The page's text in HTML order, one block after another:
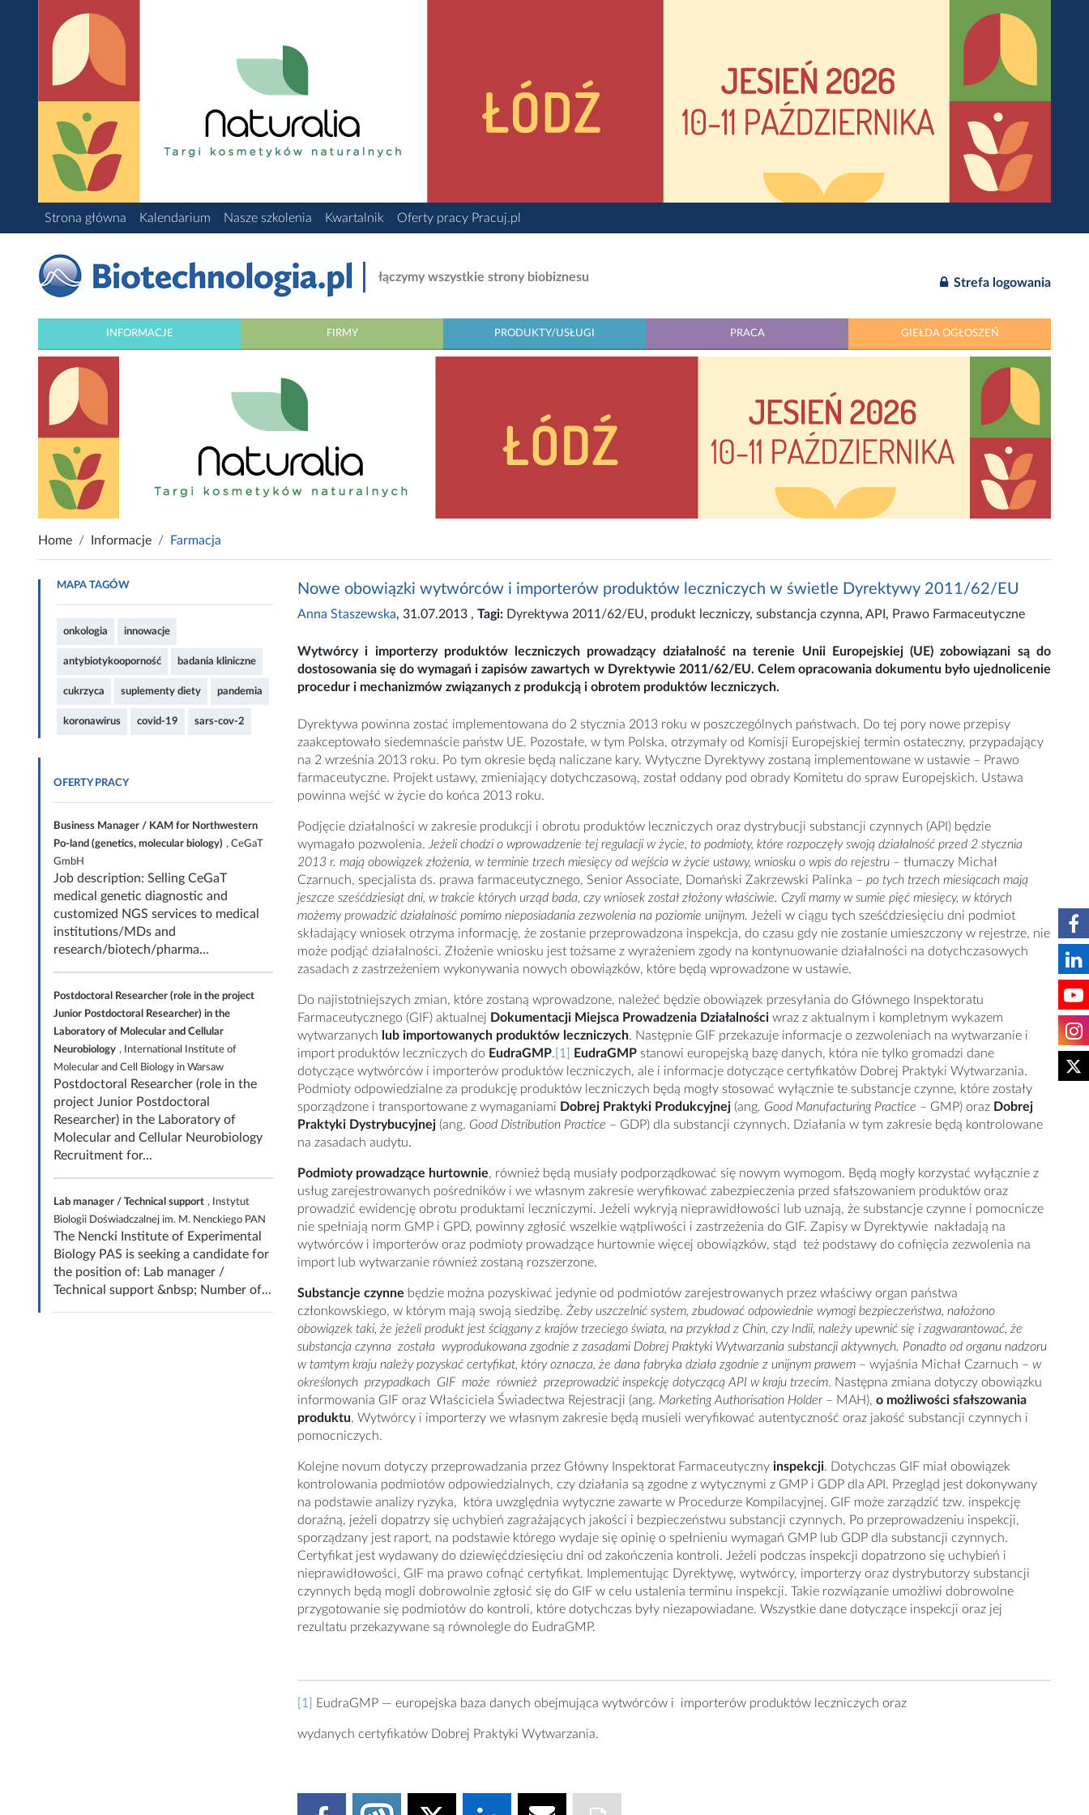
Strona główna Kalendarium Nasze szkolenia Kwartalnik Oferty pracy Pracuj.pl
łączymy wszystkie strony biobiznesu Strefa logowania
INFORMACJE FIRMY PRODUKTY/USŁUGI PRACA GIEŁDA OGŁOSZEŃ
Home Informacje Farmacja
MAPA TAGÓW
onkologia innowacje
antybiotykooporność badania kliniczne
cukrzyca suplementy diety pandemia
koronawirus covid-19 sars-cov-2
OFERTY PRACY
Business Manager / KAM for Northwestern
Po-land (genetics, molecular biology) , CeGaT
GmbH
Job description: Selling CeGaT
medical genetic diagnostic and
customized NGS services to medical
institutions/MDs and
research/biotech/pharma...
Postdoctoral Researcher (role in the project
Junior Postdoctoral Researcher) in the
Laboratory of Molecular and Cellular
Neurobiology , International Institute of
Molecular and Cell Biology in Warsaw
Postdoctoral Researcher (role in the
project Junior Postdoctoral
Researcher) in the Laboratory of
Molecular and Cellular Neurobiology
Recruitment for...
Lab manager / Technical support , Instytut
Biologii Doświadczalnej im. M. Nenckiego PAN
The Nencki Institute of Experimental
Biology PAS is seeking a candidate for
the position of: Lab manager /
Technical support &nbsp; Number of...
Nowe obowiązki wytwórców i importerów produktów leczniczych w świetle Dyrektywy 2011/62/EU
Anna Staszewska, 31.07.2013 , Tagi: Dyrektywa 2011/62/EU, produkt leczniczy, substancja czynna, API , Prawo Farmaceutyczne
Wytwórcy i importerzy produktów leczniczych prowadzący działalność na terenie Unii Europejskiej (UE) zobowiązani są do
dostosowania się do wymagań i zapisów zawartych w Dyrektywie 2011/62/EU. Celem opracowania dokumentu było ujednolicenie
procedur i mechanizmów związanych z produkcją i obrotem produktów leczniczych.
Dyrektywa powinna zostać implementowana do 2 stycznia 2013 roku w poszczególnych państwach. Do tej pory nowe przepisy
zaakceptowało siedemnaście państw UE. Pozostałe, w tym Polska, otrzymały od Komisji Europejskiej termin ostateczny, przypadający
na 2 września 2013 roku. Po tym okresie będą naliczane kary. Wytyczne Dyrektywy zostaną implementowane w ustawie – Prawo
farmaceutyczne. Projekt ustawy, zmieniający dotychczasową, został oddany pod obrady Komitetu do spraw Europejskich. Ustawa
powinna wejść w życie do końca 2013 roku.
Podjęcie działalności w zakresie produkcji i obrotu produktów leczniczych oraz dystrybucji substancji czynnych (API) będzie
wymagało pozwolenia. Jeżeli chodzi o wprowadzenie tej regulacji w życie, to podmioty, które rozpoczęły swoją działalność przed 2 stycznia
2013 r. mają obowiązek złożenia, w terminie trzech miesięcy od wejścia w życie ustawy, wniosku o wpis do rejestru – tłumaczy Michał
Czarnuch, specjalista ds. prawa farmaceutycznego, Senior Associate, Domański Zakrzewski Palinka – po tych trzech miesiącach mają
jeszcze sześćdziesiąt dni, w trakcie których urząd bada, czy wniosek został złożony właściwie. Czyli mamy w sumie pięć miesięcy, w których
możemy prowadzić działalność pomimo nieposiadania zezwolenia na poziomie unijnym. Jeżeli w ciągu tych sześćdziesięciu dni podmiot
składający wniosek otrzyma informację, że zostanie przeprowadzona inspekcja, do czasu gdy nie zostanie umieszczony w rejestrze, nie
może podjąć działalności. Złożenie wniosku jest tożsame z wyrażeniem zgody na kontynuowanie działalności na dotychczasowych
zasadach z zastrzeżeniem wykonywania nowych obowiązków, które będą wprowadzone w ustawie.
Do najistotniejszych zmian, które zostaną wprowadzone, należeć będzie obowiązek przesyłania do Głównego Inspektoratu
Farmaceutycznego (GIF) aktualnej Dokumentacji Miejsca Prowadzenia Działalności wraz z aktualnym i kompletnym wykazem
wytwarzanych lub importowanych produktów leczniczych. Następnie GIF przekazuje informacje o zezwoleniach na wytwarzanie i
import produktów leczniczych do EudraGMP. [1] EudraGMP stanowi europejską bazę danych, która nie tylko gromadzi dane
dotyczące wytwórców i importerów produktów leczniczych, ale i informacje dotyczące certyfikatów Dobrej Praktyki Wytwarzania.
Podmioty odpowiedzialne za produkcję produktów leczniczych będą mogły stosować wyłącznie te substancje czynne, które zostały
sporządzone i transportowane z wymaganiami Dobrej Praktyki Produkcyjnej (ang. Good Manufacturing Practice – GMP) oraz Dobrej
Praktyki Dystrybucyjnej (ang. Good Distribution Practice – GDP) dla substancji czynnych. Działania w tym zakresie będą kontrolowane
na zasadach audytu.
Podmioty prowadzące hurtownie, również będą musiały podporządkować się nowym wymogom. Będą mogły korzystać wyłącznie z
usług zarejestrowanych pośredników i we własnym zakresie weryfikować zabezpieczenia przed sfałszowaniem produktów oraz
prowadzić ewidencję obrotu produktami leczniczymi. Jeżeli wykryją nieprawidłowości lub uznają, że substancje czynne i pomocnicze
nie spełniają norm GMP i GPD, powinny zgłosić wszelkie wątpliwości i zastrzeżenia do GIF. Zapisy w Dyrektywie nakładają na
wytwórców i importerów oraz podmioty prowadzące hurtownie więcej obowiązków, stąd też podstawy do cofnięcia zezwolenia na
import lub wytwarzanie również zostaną rozszerzone.
Substancje czynne będzie można pozyskiwać jedynie od podmiotów zarejestrowanych przez właściwy organ państwa
członkowskiego, w którym mają swoją siedzibę. Żeby uszczelnić system, zbudować odpowiednie wymogi bezpieczeństwa, nałożono
obowiązek taki, że jeżeli produkt jest ściągany z krajów trzeciego świata, na przykład z Chin, czy Indii, należy upewnić się i zagwarantować, że
substancja czynna została wyprodukowana zgodnie z zasadami Dobrej Praktyki Wytwarzania substancji aktywnych. Ponadto od organu nadzoru
w tamtym kraju należy pozyskać certyfikat, który oznacza, że dana fabryka działa zgodnie z unijnym prawem – wyjaśnia Michał Czarnuch – w
określonych przypadkach GIF może również przeprowadzić inspekcję dotyczącą API w kraju trzecim. Następna zmiana dotyczy obowiązku
informowania GIF oraz Właściciela Świadectwa Rejestracji (ang. Marketing Authorisation Holder– MAH), o możliwości sfałszowania
produktu. Wytwórcy i importerzy we własnym zakresie będą musieli weryfikować autentyczność oraz jakość substancji czynnych i
pomocniczych.
Kolejne novum dotyczy przeprowadzania przez Główny Inspektorat Farmaceutyczny inspekcji. Dotychczas GIF miał obowiązek
kontrolowania podmiotów odpowiedzialnych, czy działania są zgodne z wytycznymi z GMP i GDP dla API. Przegląd jest dokonywany
na podstawie analizy ryzyka, która uwzględnia wytyczne zawarte w Procedurze Kompilacyjnej. GIF może zarządzić tzw. inspekcję
doraźną, jeżeli dopatrzy się uchybień zagrażających jakości i bezpieczeństwu substancji czynnych. Po przeprowadzeniu inspekcji,
sporządzany jest raport, na podstawie którego wydaje się opinię o spełnieniu wymagań GMP lub GDP dla substancji czynnych.
Certyfikat jest wydawany do dziewięćdziesięciu dni od zakończenia kontroli. Jeżeli podczas inspekcji dopatrzono się uchybień i
nieprawidłowości, GIF ma prawo cofnąć certyfikat. Implementując Dyrektywę, wytwórcy, importerzy oraz dystrybutorzy substancji
czynnych będą mogli dobrowolnie zgłosić się do GIF w celu ustalenia terminu inspekcji. Takie rozwiązanie umożliwi dobrowolne
przygotowanie się podmiotów do kontroli, które dotychczas były niezapowiadane. Wszystkie dane dotyczące inspekcji oraz jej
rezultatu przekazywane są równolegle do EudraGMP.
[1] EudraGMP — europejska baza danych obejmująca wytwórców i importerów produktów leczniczych oraz
wydanych certyfikatów Dobrej Praktyki Wytwarzania.